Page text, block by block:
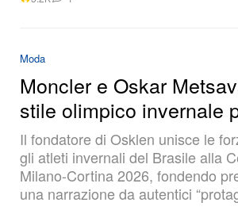
Moda
Moncler e Oskar
stile olimpico invernale
Il fondatore di Osklen unisce le
gli atleti invernali del Brasile alla
Milano-Cortina 2026, fondendo
una narrazione da autentici